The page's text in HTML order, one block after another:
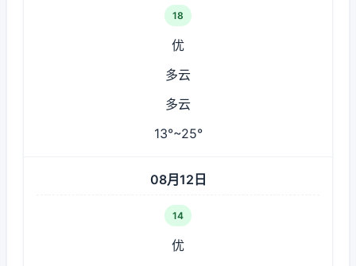
18
优
多云
多云
13°~25°
08月12日
14
优